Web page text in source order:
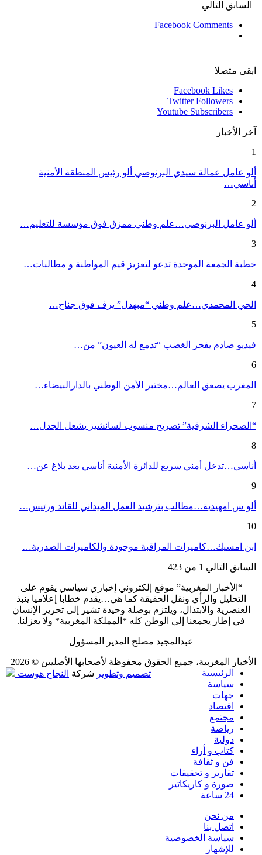
السابق التالي
Facebook Comments
ابقى متصلا
Facebook Likes
Twitter Followers
Youtube Subscribers
آخر الأخبار
1
ألو عامل عمالة سيدي البرنوصي ألو رئيس المنطقة الأمنية
أناسي…
2
ألو عامل البرنوصي…علم وطني ممزق فوق مؤسسة للتعليم…
3
خطبة الجمعة الموحدة تدعو لتعزيز قيم المواطنة و مطالبات…
4
الحي المحمدي…علم وطني “مبهدل” يرف فوق جناح…
5
فيديو صادم يفجر الغضب “تدمع له العيون” من…
6
المغرب يصعق العالم…مختبر الأمن الوطني بالدارالبيضاء…
7
“الصحراء الشرقية” تصريح منسوب لسانشيز يشعل الجدل…
8
أناسي…تدخل أمني سريع للدائرة الأمنية أناسي بعد بلاغ عن…
9
ألو س امهيدية…مطالب بترشيد العمل الميداني للقائد ورئيس…
10
ابن امسيك…كاميرات المراقبة موجودة والكاميرات الصدرية…
السابق التالي 1 من 423
“الأخبار المغربية” موقع إلكتروني إخباري سياسي يقوم على
التحليل والرأي ونقل الحقيقة كما هي…يقدم خطابا إعلاميا ينبذ
العنصرية والابتذال، ويلتزم بوصلة وحيدة تشير إلى تحرير الإنسان
في إطار يجمعنا إلى الوطن كله *المملكة المغربية* ولا يعزلنا.
عبدالمجيد مصلح المدير المسؤول
الأخبار المغربية، جميع الحقوق محفوظة لأصحابها الأصليين © 2026
تصميم وتطوير شركة النجاح هوست
الرئيسية
سياسة
جهات
اقتصاد
مجتمع
رياصة
دولية
كتاب و أراء
فن و ثقافة
تقارير و تحقيقات
صورة و كاريكاتير
24 ساعة
من نحن
اتصل بنا
سياسة الخصوصية
للإشهار